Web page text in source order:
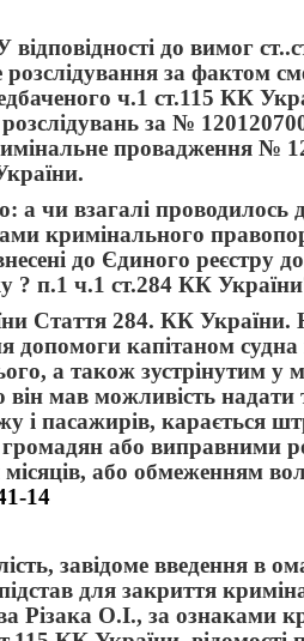
до вимог
за фактом
ч.1 ст.115 КК
за №
провадження №
а чи взагалі проводилось
кримінального
до Єдиного реєстру
? п.1 ч.1 ст.284 КК
Стаття 284. КК України.
капітаном судна
а також зустрінутим у
мав можливість надати
і пасажирів, карається
громадян або виправними
або обмеженням
14
завідоме введення в
для закриття
Різака О.І., за ознаками